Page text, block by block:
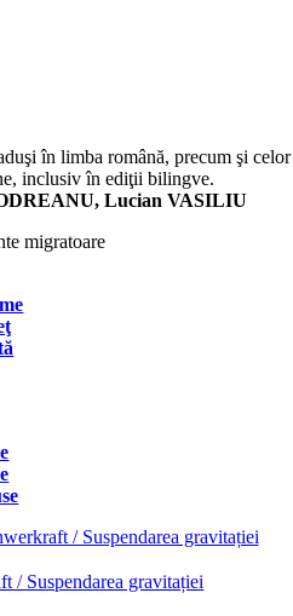
în limba română, precum şi celor
inclusiv în ediţii bilingve.
Lucian VASILIU
/ Suspendarea gravitației